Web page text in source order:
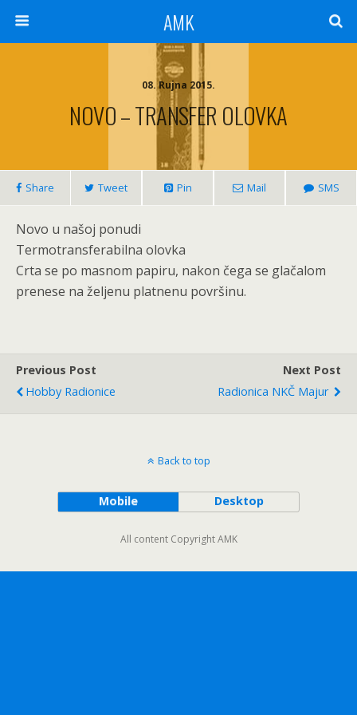
AMK
08. Rujna 2015.
NOVO – TRANSFER OLOVKA
Share Tweet Pin Mail SMS
Novo u našoj ponudi
Termotransferabilna olovka
Crta se po masnom papiru, nakon čega se glačalom
prenese na željenu platnenu površinu.
Previous Post
Hobby Radionice
Next Post
Radionica NKČ Majur
Back to top
Mobile Desktop
All content Copyright AMK